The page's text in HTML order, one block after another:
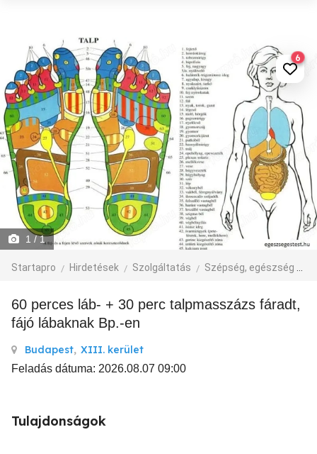
1 / 1
Startapro Hirdetések Szolgáltatás Szépség, egészség
6
60 perces láb- + 30 perc talpmasszázs fáradt,
fájó lábaknak Bp.-en
Budapest, XIII. kerület
Feladás dátuma: 2026.08.07 09:00
Tulajdonságok